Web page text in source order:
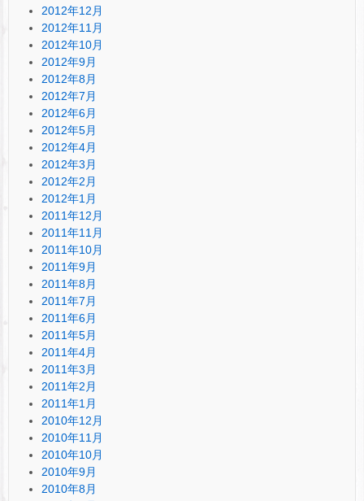
2012年12月
2012年11月
2012年10月
2012年9月
2012年8月
2012年7月
2012年6月
2012年5月
2012年4月
2012年3月
2012年2月
2012年1月
2011年12月
2011年11月
2011年10月
2011年9月
2011年8月
2011年7月
2011年6月
2011年5月
2011年4月
2011年3月
2011年2月
2011年1月
2010年12月
2010年11月
2010年10月
2010年9月
2010年8月